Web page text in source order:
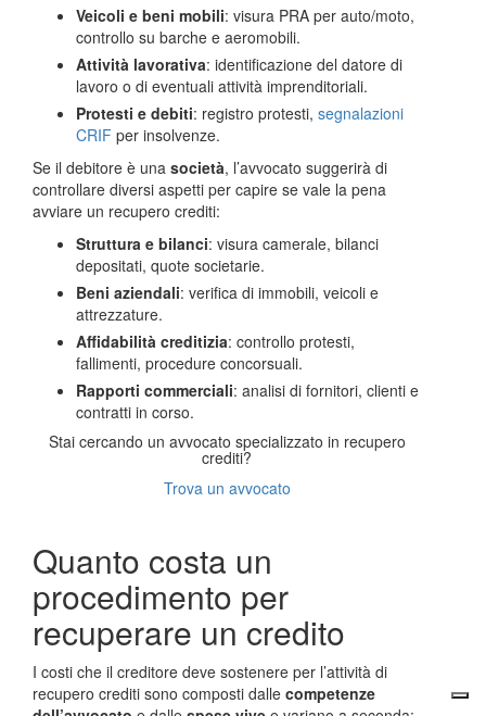
Veicoli e beni mobili: visura PRA per auto/moto,
controllo su barche e aeromobili.
Attività lavorativa: identificazione del datore di
lavoro o di eventuali attività imprenditoriali.
Protesti e debiti: registro protesti, segnalazioni
CRIF per insolvenze.
Se il debitore è una società, l’avvocato suggerirà di
controllare diversi aspetti per capire se vale la pena
avviare un recupero crediti:
Struttura e bilanci: visura camerale, bilanci
depositati, quote societarie.
Beni aziendali: verifica di immobili, veicoli e
attrezzature.
Affidabilità creditizia: controllo protesti,
fallimenti, procedure concorsuali.
Rapporti commerciali: analisi di fornitori, clienti e
contratti in corso.
Stai cercando un avvocato specializzato in recupero
crediti?
Trova un avvocato
Quanto costa un
procedimento per
recuperare un credito
I costi che il creditore deve sostenere per l’attività di
recupero crediti sono composti dalle competenze